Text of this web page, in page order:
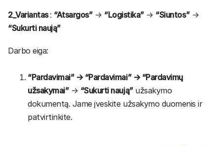
2_Variantas: “Atsargos”→ “Logistika”→ “Siuntos”→
“Sukurti naują”
Darbo eiga:
“Pardavimai” → “Pardavimai” → “Pardavimų
užsakymai”→ “Sukurti naują”užsakymo
dokumentą. Jame įveskite užsakymo duomenis ir
patvirtinkite.